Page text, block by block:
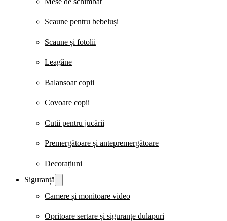
Scaune pentru bebeluși
Scaune și fotolii
Leagăne
Balansoar copii
Covoare copii
Cutii pentru jucării
Premergătoare și antepremergătoare
Decorațiuni
Siguranță
Camere și monitoare video
Opritoare sertare și siguranțe dulapuri